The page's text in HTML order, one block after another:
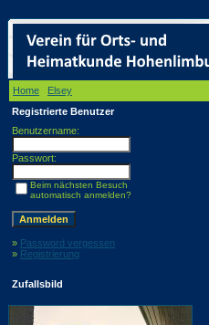
Home Elsey
Registrierte Benutzer
Benutzername:
Passwort:
Beim nächsten Besuch
automatisch anmelden?
» Password vergessen
» Registrierung
Zufallsbild